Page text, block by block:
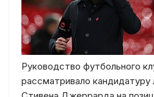
Руководство футбольного
рассматривало кандидатуру